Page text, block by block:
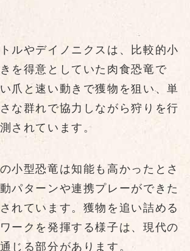
ルやデイノニクスは、比較的小
を得意としていた肉食恐竜で
爪と速い動きで獲物を狙い、単
な群れで協力しながら狩りを行
されています。
小型恐竜は知能も高かったとさ
パターンや連携プレーができた
れています。獲物を追い詰める
ークを発揮する様子は、現代の
じる部分があります。